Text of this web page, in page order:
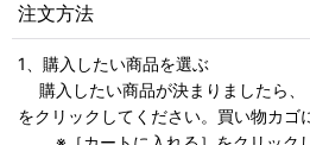
注文方法
1、購入したい商品を選ぶ
購入したい商品が決まりましたら、
をクリックしてください。買い物カゴ